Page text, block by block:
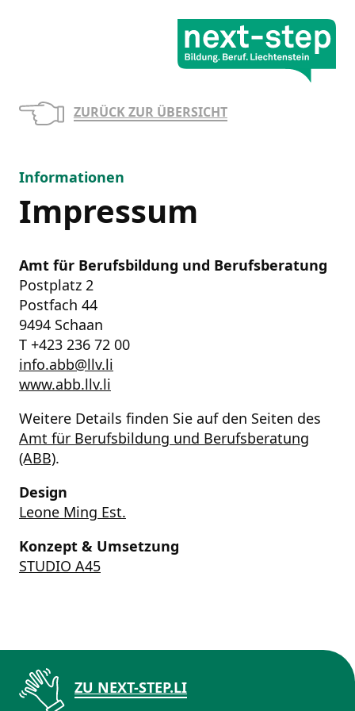
ZURÜCK ZUR ÜBERSICHT
Informationen
Impressum
Amt für Berufsbildung und Berufsberatung
Postplatz 2
Postfach 44
9494 Schaan
T +423 236 72 00
info.abb@llv.li
www.abb.llv.li
Weitere Details finden Sie auf den Seiten des
Amt für Berufsbildung und Berufsberatung
(ABB).
Design
Leone Ming Est.
Konzept & Umsetzung
STUDIO A45
ZU NEXT-STEP.LI